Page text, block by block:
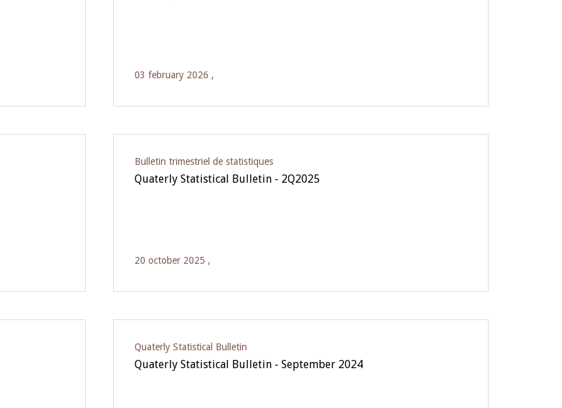
03 february 2026 ,
Bulletin trimestriel de statistiques
Quaterly Statistical Bulletin - 2Q2025
20 october 2025 ,
Quaterly Statistical Bulletin
Quaterly Statistical Bulletin - September 2024